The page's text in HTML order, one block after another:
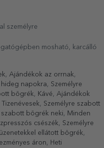
személyre
mosható, karcálló
, Ajándékok az orrnak,
napokra, Személyre
bögrék, Kávé, Ajándékok
Tizenévesek, Személyre szabott
szabott bögrék neki, Minden
csészék, Személyre
ellátott bögrék,
áron, Heti